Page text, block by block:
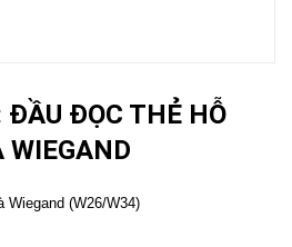
ĐỌC THẺ HỖ
(W26/W34)